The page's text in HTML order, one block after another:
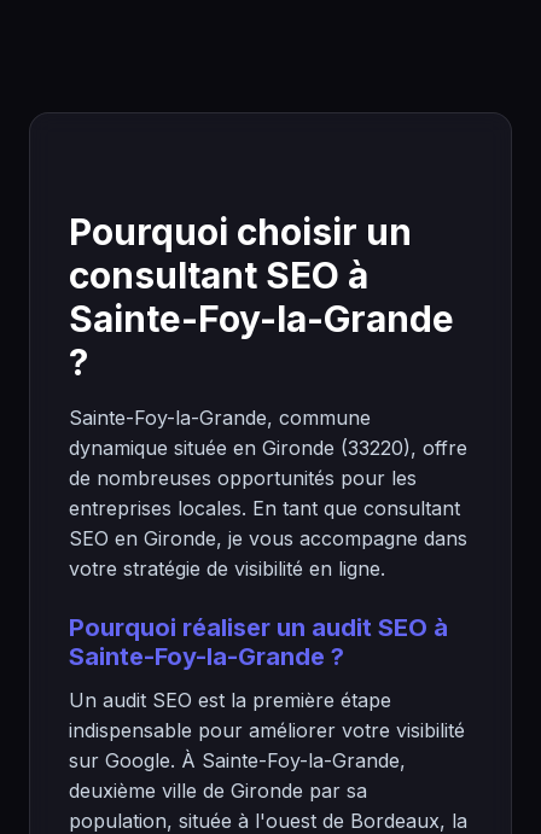
Pourquoi choisir un
consultant SEO à
Sainte-Foy-la-Grande
?
Sainte-Foy-la-Grande, commune
dynamique située en Gironde (33220), offre
de nombreuses opportunités pour les
entreprises locales. En tant que consultant
SEO en Gironde, je vous accompagne dans
votre stratégie de visibilité en ligne.
Pourquoi réaliser un audit SEO à
Sainte-Foy-la-Grande ?
Un audit SEO est la première étape
indispensable pour améliorer votre visibilité
sur Google. À Sainte-Foy-la-Grande,
deuxième ville de Gironde par sa
population, située à l'ouest de Bordeaux, la